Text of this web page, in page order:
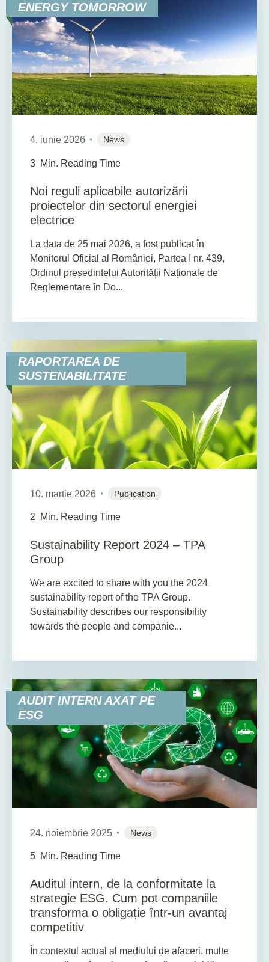
ENERGY TOMORROW
4. iunie 2026 News
3 Min. Reading Time
Noi reguli aplicabile autorizării
proiectelor din sectorul energiei
electrice
La data de 25 mai 2026, a fost publicat în
Monitorul Oficial al României, Partea I nr. 439,
Ordinul președintelui Autorității Naționale de
Reglementare în Do...
RAPORTAREA DE
SUSTENABILITATE
10. martie 2026 Publication
2 Min. Reading Time
Sustainability Report 2024 – TPA
Group
We are excited to share with you the 2024
sustainability report of the TPA Group.
Sustainability describes our responsibility
towards the people and companie...
AUDIT INTERN AXAT PE
ESG
24. noiembrie 2025 News
5 Min. Reading Time
Auditul intern, de la conformitate la
strategie ESG. Cum pot companiile
transforma o obligație într-un avantaj
competitiv
În contextul actual al mediului de afaceri, multe